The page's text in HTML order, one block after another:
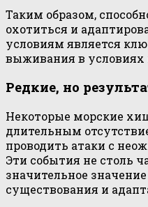
Таким образом,
охотиться и
условиям является
выживания в
Редкие, но
Некоторые морские
длительным
проводить атаки с
Эти события не столь
значительное
существования и